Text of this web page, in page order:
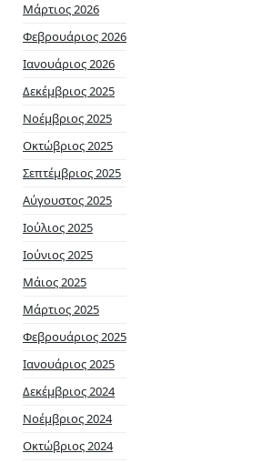
Μάρτιος 2026
Φεβρουάριος 2026
Ιανουάριος 2026
Δεκέμβριος 2025
Νοέμβριος 2025
Οκτώβριος 2025
Σεπτέμβριος 2025
Αύγουστος 2025
Ιούλιος 2025
Ιούνιος 2025
Μάιος 2025
Μάρτιος 2025
Φεβρουάριος 2025
Ιανουάριος 2025
Δεκέμβριος 2024
Νοέμβριος 2024
Οκτώβριος 2024